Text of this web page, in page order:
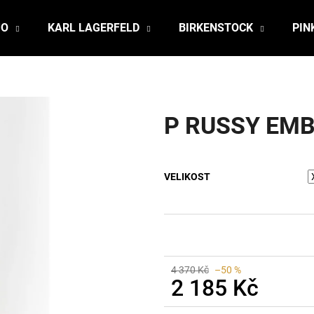
KARL LAGERFELD BIRKENSTOCK
P RUSSY
VELIKOST
4 370 Kč –50 %
2 185 Kč
Měrná
HLEDAT